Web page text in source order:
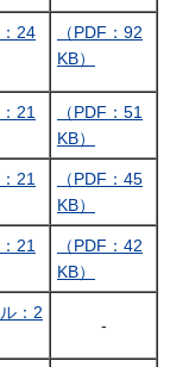
：24
（PDF：92
KB）
21
（PDF：51
KB）
21
（PDF：45
KB）
21
（PDF：42
KB）
：2
‐